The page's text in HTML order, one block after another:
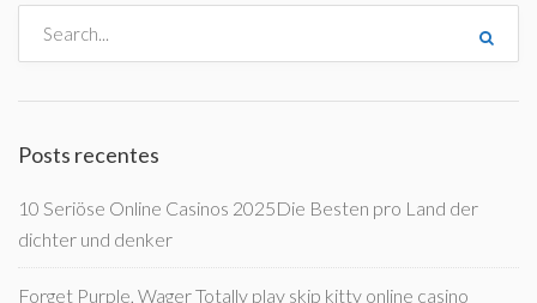
Posts recentes
10 Seriöse Online Casinos 2025Die Besten pro Land der
dichter und denker
Forget Purple, Wager Totally play skip kitty online casino